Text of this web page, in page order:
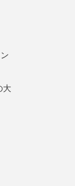
大